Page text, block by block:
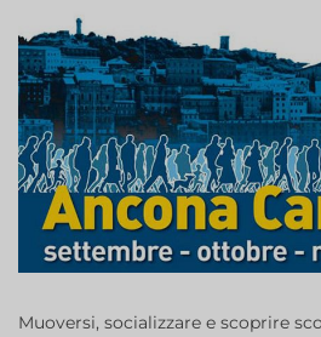
Muoversi, socializzare e scoprire